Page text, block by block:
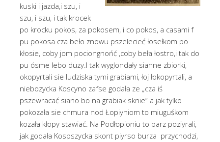
kuski i jazda,i szu, i
szu, i szu, i tak krocek
po krocku pokos, za pokosem, i co pokos, a casami f
pu pokosa cza beło znowu pszelecieć łosełkom po
kłosie, coby jom pociongnońć ,coby beła łostro,i tak do
pu ósme lebo duzy.I tak wyglondały sianne zbiorki,
okopyrtali sie ludziska tymi grabiami, łoj łokopyrtali, a
niebozycka Koscyno zafse godała ze „cza iś
pszewracać siano bo na grabiak sknie” a jak tylko
pokozała sie chmura nod Łopiyniom to miuguśkom
kozała kłopy stawiać. Na Podłopioniu to barz poziyrali,
jak godała Kospszycka skont piyrso burza przychodzi,